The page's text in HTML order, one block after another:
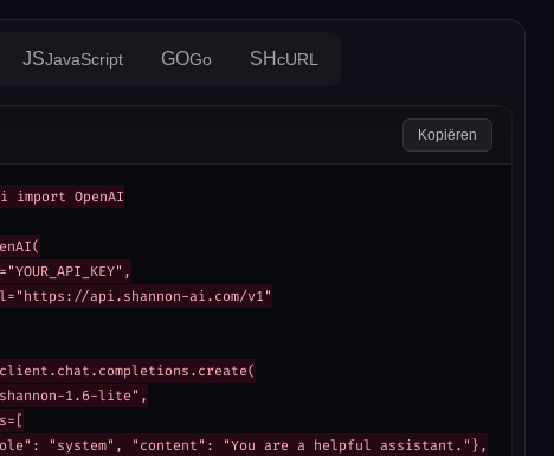
JSJavaScript GOGo SHcURL
Kopiëren
import OpenAI
api.shannon-ai.com/v1"
client.chat.completions.create(
1.6-lite",
"system", "content": "You are a helpful assistant."},